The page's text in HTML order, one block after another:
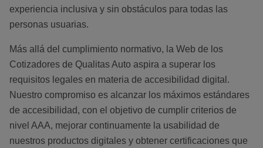
experiencia inclusiva y sin obstáculos para todas las
personas usuarias.
Más allá del cumplimiento normativo, la Web de los
Cotizadores de Qualitas Auto aspira a superar los
requisitos legales en materia de accesibilidad digital.
Nuestro compromiso es alcanzar los máximos estándares
de accesibilidad, con el objetivo de cumplir criterios de
nivel AAA, mejorar continuamente la usabilidad de
nuestros productos digitales y obtener certificaciones que